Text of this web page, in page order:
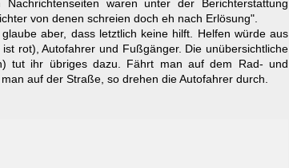
waren unter der Berichterstattung
von denen schreien doch eh nach Erlösung".
aber, dass letztlich keine hilft. Helfen würde aus
rot), Autofahrer und Fußgänger. Die unübersichtliche
tut ihr übriges dazu. Fährt man auf dem Rad- und
auf der Straße, so drehen die Autofahrer durch.